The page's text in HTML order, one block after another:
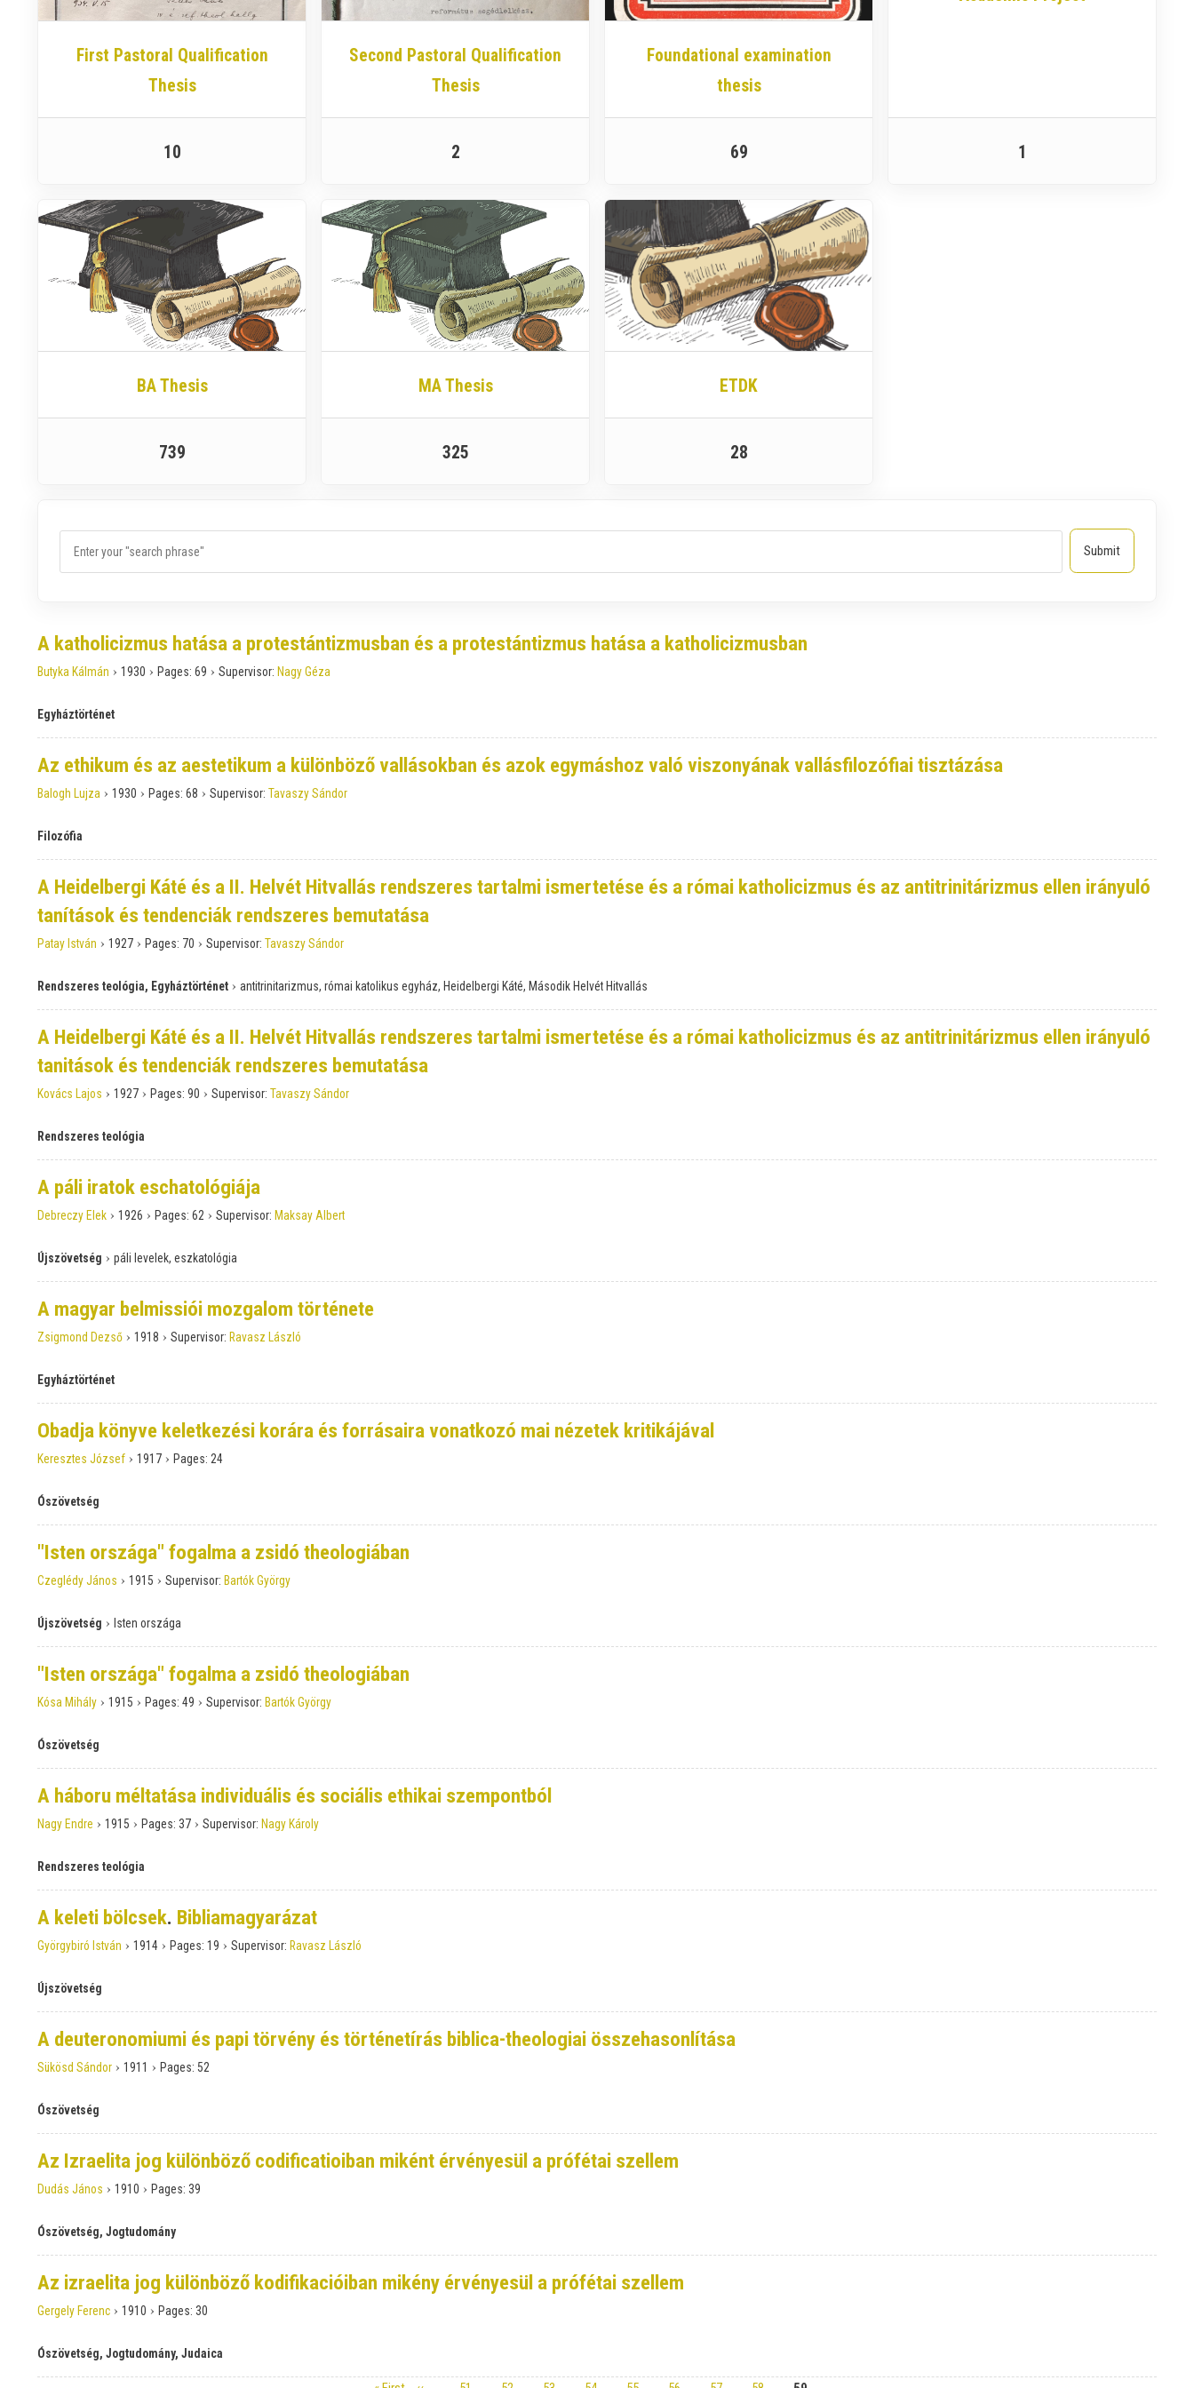
First Pastoral Qualification
Thesis
10
Second Pastoral Qualification
Thesis
2
Foundational examination
thesis
69 1
BA Thesis
739
MA Thesis
325
ETDK
28
A katholicizmus hatása a protestántizmusban és a protestántizmus hatása a katholicizmusban
Butyka Kálmán › 1930 › Pages: 69 › Supervisor: Nagy Géza
Egyháztörténet
Az ethikum és az aestetikum a különböző vallásokban és azok egymáshoz való viszonyának vallásfilozófiai tisztázása
Balogh Lujza › 1930 › Pages: 68 › Supervisor: Tavaszy Sándor
Filozófia
A Heidelbergi Káté és a II. Helvét Hitvallás rendszeres tartalmi ismertetése és a római katholicizmus és az antitrinitárizmus ellen irányuló
tanítások és tendenciák rendszeres bemutatása
Patay István › 1927 › Pages: 70 › Supervisor: Tavaszy Sándor
Rendszeres teológia, Egyháztörténet › antitrinitarizmus, római katolikus egyház, Heidelbergi Káté, Második Helvét Hitvallás
A Heidelbergi Káté és a II. Helvét Hitvallás rendszeres tartalmi ismertetése és a római katholicizmus és az antitrinitárizmus ellen irányuló
tanitások és tendenciák rendszeres bemutatása
Kovács Lajos › 1927 › Pages: 90 › Supervisor: Tavaszy Sándor
Rendszeres teológia
A páli iratok eschatológiája
Debreczy Elek › 1926 › Pages: 62 › Supervisor: Maksay Albert
Újszövetség › páli levelek, eszkatológia
A magyar belmissiói mozgalom története
Zsigmond Dezső › 1918 › Supervisor: Ravasz László
Egyháztörténet
Obadja könyve keletkezési korára és forrásaira vonatkozó mai nézetek kritikájával
Keresztes József › 1917 › Pages: 24
Ószövetség
"Isten országa" fogalma a zsidó theologiában
Czeglédy János › 1915 › Supervisor: Bartók György
Újszövetség › Isten országa
"Isten országa" fogalma a zsidó theologiában
Kósa Mihály › 1915 › Pages: 49 › Supervisor: Bartók György
Ószövetség
A háboru méltatása individuális és sociális ethikai szempontból
Nagy Endre › 1915 › Pages: 37 › Supervisor: Nagy Károly
Rendszeres teológia
A keleti bölcsek. Bibliamagyarázat
Györgybiró István › 1914 › Pages: 19 › Supervisor: Ravasz László
Újszövetség
A deuteronomiumi és papi törvény és történetírás biblica-theologiai összehasonlítása
Sükösd Sándor › 1911 › Pages: 52
Ószövetség
Az Izraelita jog különböző codificatioiban miként érvényesül a prófétai szellem
Dudás János › 1910 › Pages: 39
Ószövetség, Jogtudomány
Az izraelita jog különböző kodifikacióiban mikény érvényesül a prófétai szellem
Gergely Ferenc › 1910 › Pages: 30
Ószövetség, Jogtudomány, Judaica